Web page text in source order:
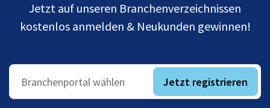
Jetzt auf unseren Branchenverzeichnissen
kostenlos anmelden & Neukunden gewinnen!
Branchenportal wählen Jetzt registrieren